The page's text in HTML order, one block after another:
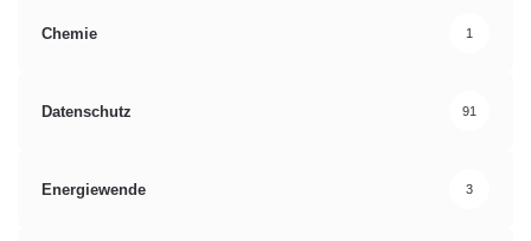
Chemie 1
Datenschutz 91
Energiewende 3